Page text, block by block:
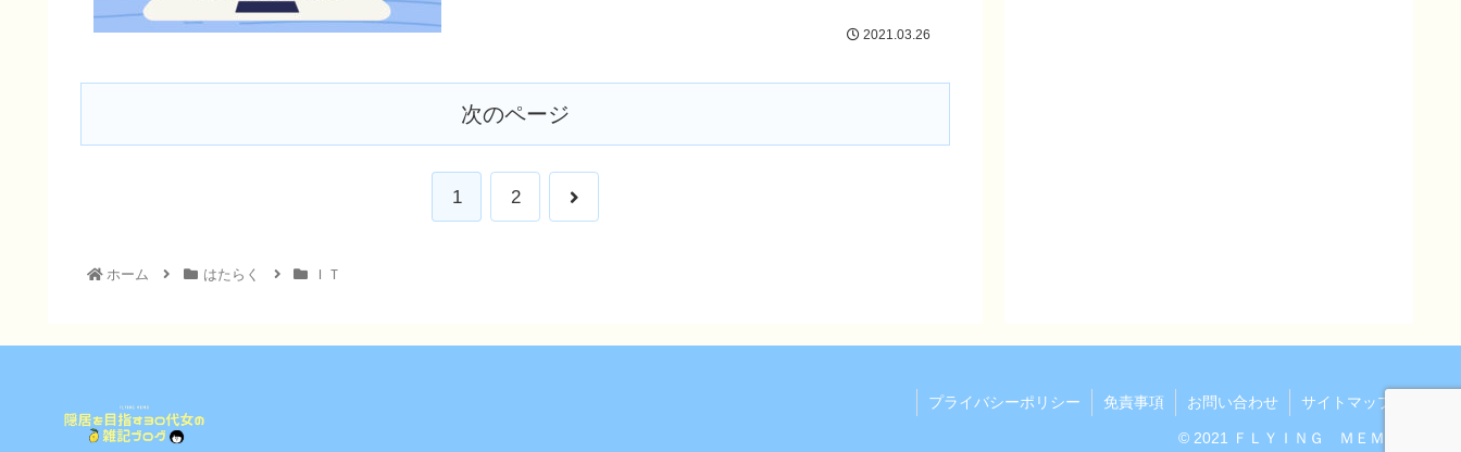
2021.03.26
次のページ
1 2
ホーム はたらく ＩＴ
プライバシーポリシー 免責事項 お問い合わせ サイトマップ
© 2021 ＦＬＹＩＮＧ ＭＥＭＯ.